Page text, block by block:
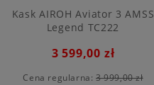
Kask AIROH Aviator 3 AMSS
Legend TC222
3 599,00 zł
Cena regularna: 3 999,00 zł